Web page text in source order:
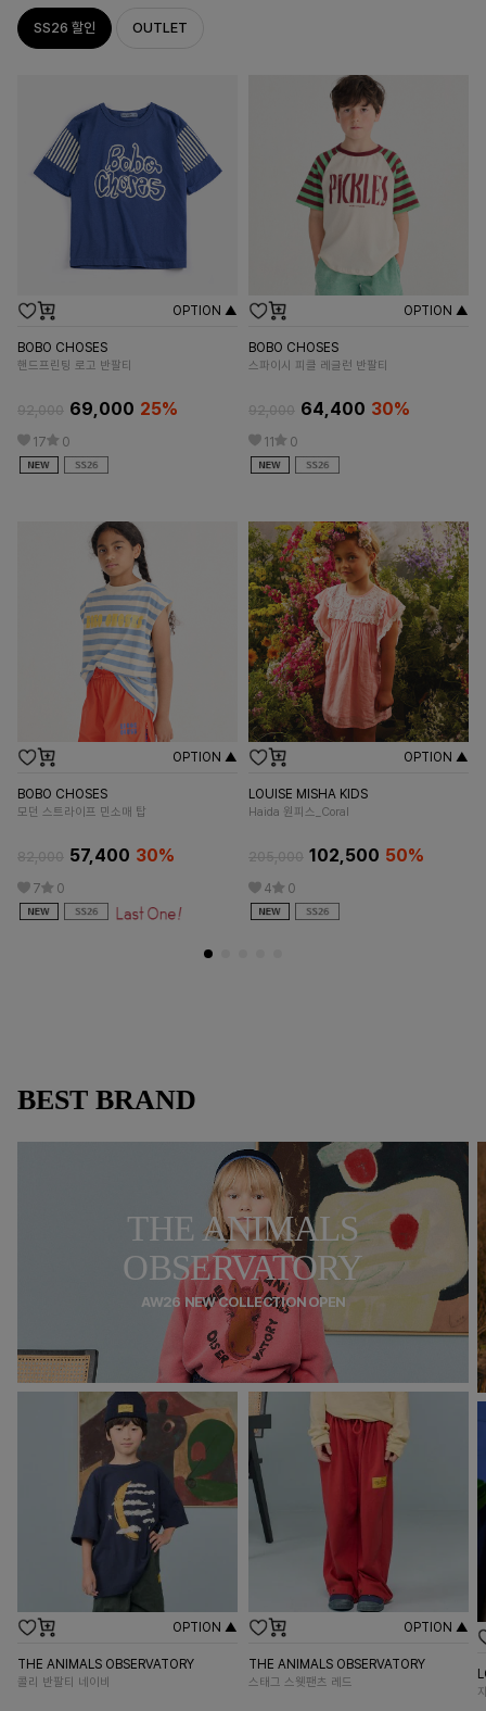
SS26 할인 OUTLET
OPTION ▲
BOBO CHOSES
핸드프린팅 로고 반팔티
92,000 69,000 25%
17 0
OPTION ▲
BOBO CHOSES
스파이시 피클 레글런 반팔티
92,000 64,400 30%
11 0
OPTION ▲
BOBO CHOSES
모던 스트라이프 민소매 탑
82,000 57,400 30%
7 0
OPTION ▲
LOUISE MISHA KIDS
Haida 원피스_Coral
205,000 102,500 50%
4 0
BEST BRAND
THE ANIMALS
OBSERVATORY
AW26 NEW COLLECTION OPEN
OPTION ▲
THE ANIMALS OBSERVATORY
콜리 반팔티 네이비
OPTION ▲
THE ANIMALS OBSERVATORY
스태그 스웻팬츠 레드